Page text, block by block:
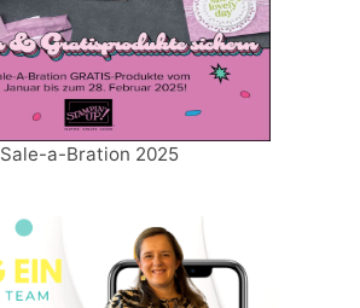
Sale-a-Bration 2025